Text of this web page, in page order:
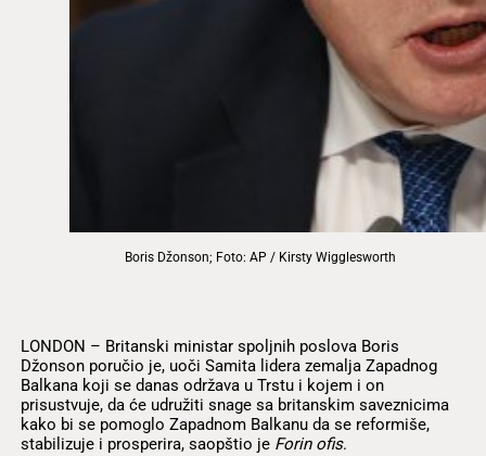
Boris Džonson; Foto: AP / Kirsty Wigglesworth
LONDON – Britanski ministar spoljnih poslova Boris
Džonson poručio je, uoči Samita lidera zemalja Zapadnog
Balkana koji se danas održava u Trstu i kojem i on
prisustvuje, da će udružiti snage sa britanskim saveznicima
kako bi se pomoglo Zapadnom Balkanu da se reformiše,
stabilizuje i prosperira, saopštio je Forin ofis.